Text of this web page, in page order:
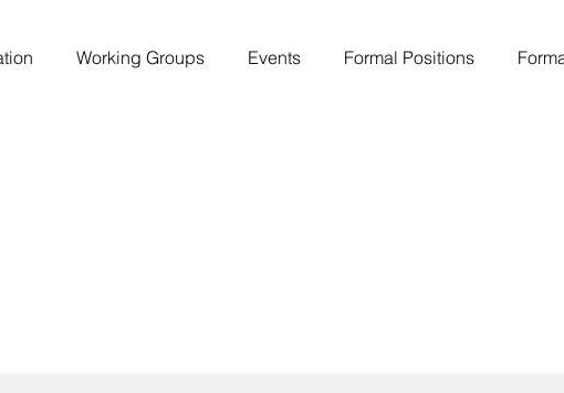
Working Groups Events Formal Positions